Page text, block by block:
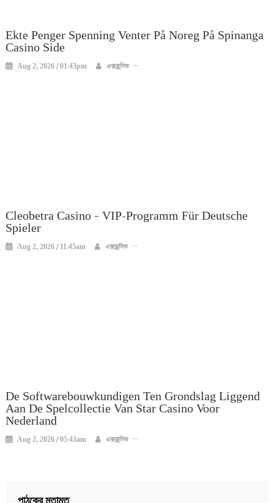
Ekte Penger Spenning Venter På Noreg På Spinanga
Casino Side
Aug 2, 2026 / 01:43pm এক্সক্লুসিভ
Cleobetra Casino – VIP-Programm Für Deutsche
Spieler
Aug 2, 2026 / 11:45am এক্সক্লুসিভ
De Softwarebouwkundigen Ten Grondslag Liggend
Aan De Spelcollectie Van Star Casino Voor
Nederland
Aug 2, 2026 / 05:43am এক্সক্লুসিভ
পাঠকের মতামত